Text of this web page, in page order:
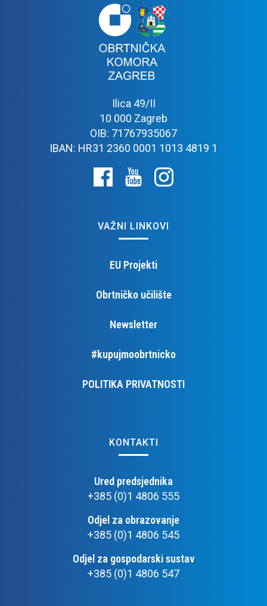
Ilica 49/II
10 000 Zagreb
OIB: 71767935067
IBAN: HR31 2360 0001 1013 4819 1
VAŽNI LINKOVI
EU Projekti
Obrtničko učilište
Newsletter
#kupujmoobrtnicko
POLITIKA PRIVATNOSTI
KONTAKTI
Ured predsjednika
+385 (0)1 4806 555
Odjel za obrazovanje
+385 (0)1 4806 545
Odjel za gospodarski sustav
+385 (0)1 4806 547